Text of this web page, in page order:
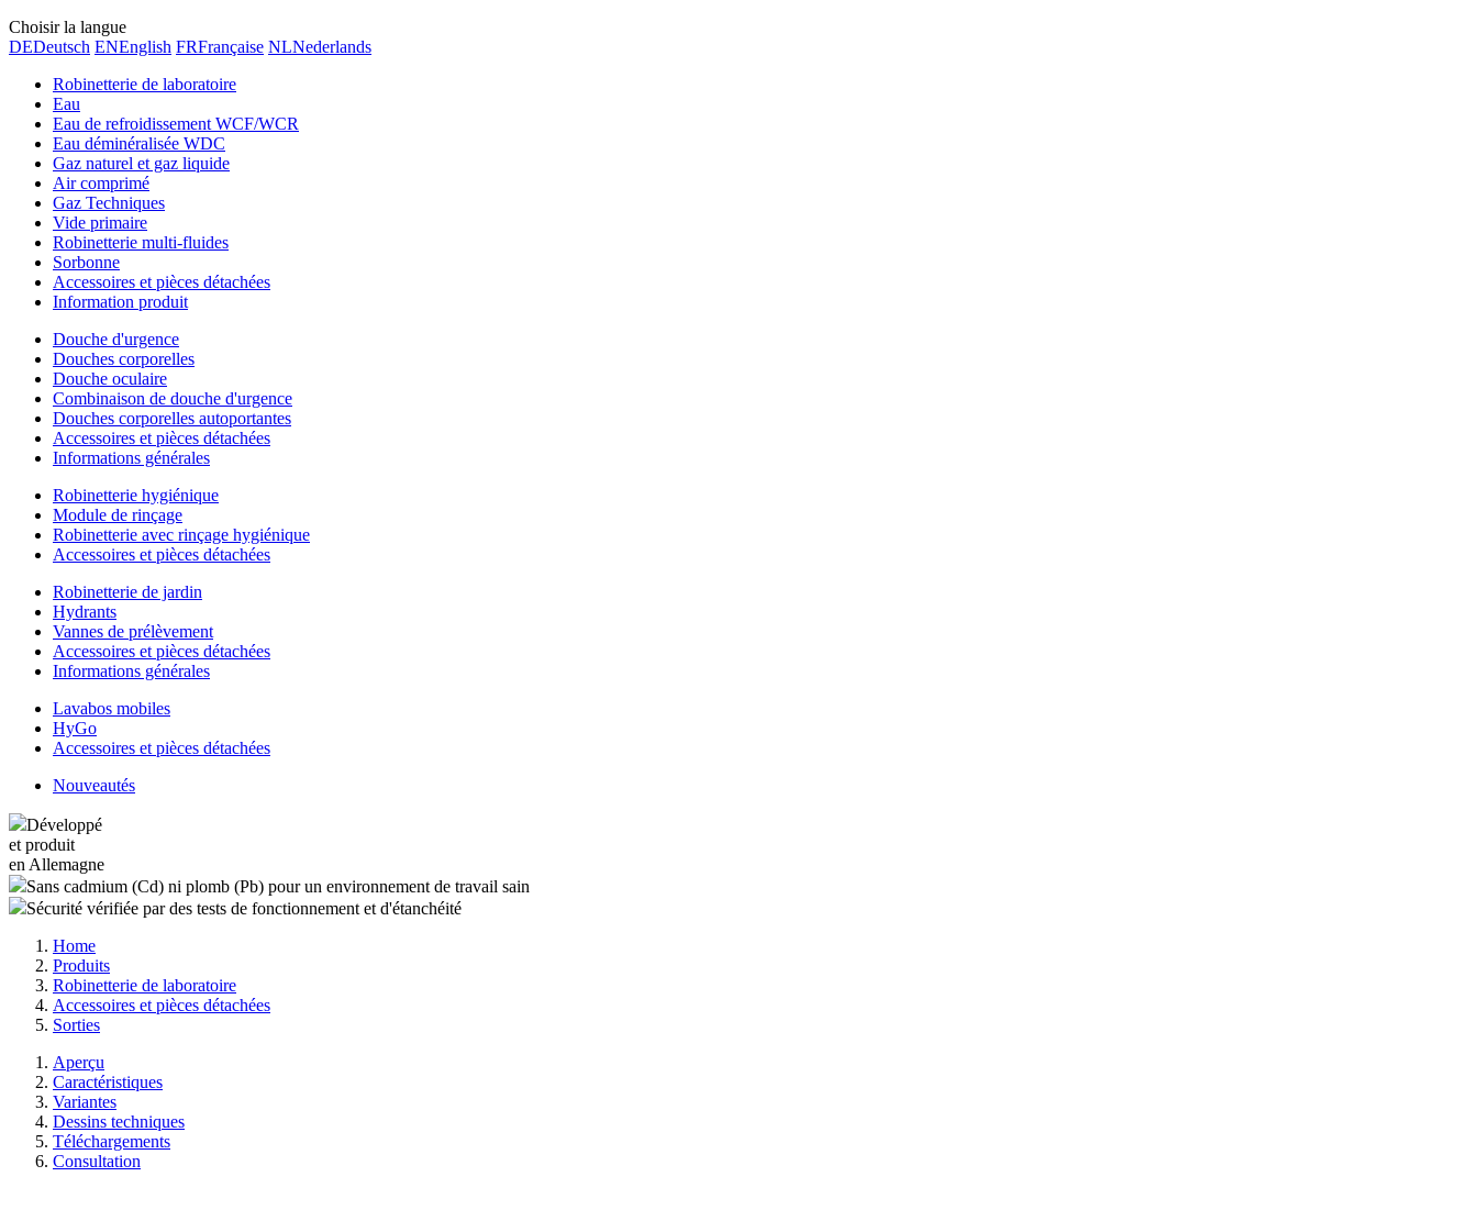
Choisir la langue
DEDeutsch ENEnglish FRFrançaise NLNederlands
Robinetterie de laboratoire
Eau
Eau de refroidissement WCF/WCR
Eau déminéralisée WDC
Gaz naturel et gaz liquide
Air comprimé
Gaz Techniques
Vide primaire
Robinetterie multi-fluides
Sorbonne
Accessoires et pièces détachées
Information produit
Douche d'urgence
Douches corporelles
Douche oculaire
Combinaison de douche d'urgence
Douches corporelles autoportantes
Accessoires et pièces détachées
Informations générales
Robinetterie hygiénique
Module de rinçage
Robinetterie avec rinçage hygiénique
Accessoires et pièces détachées
Robinetterie de jardin
Hydrants
Vannes de prélèvement
Accessoires et pièces détachées
Informations générales
Lavabos mobiles
HyGo
Accessoires et pièces détachées
Nouveautés
Développé
et produit
en Allemagne
Sans cadmium (Cd) ni plomb (Pb) pour un environnement de travail sain
Sécurité vérifiée par des tests de fonctionnement et d'étanchéité
Home
Produits
Robinetterie de laboratoire
Accessoires et pièces détachées
Sorties
Aperçu
Caractéristiques
Variantes
Dessins techniques
Téléchargements
Consultation